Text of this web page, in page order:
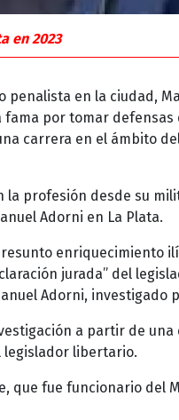
en 2023
penalista en la ciudad,
por tomar defensas
carrera en el ámbito
la profesión desde su
Adorni en La Plata.
enriquecimiento
jurada” del
Adorni, investigado
a partir de una
legislador libertario.
que fue funcionario del